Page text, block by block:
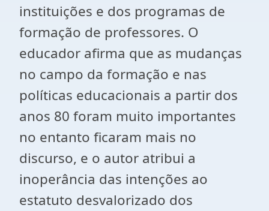
instituições e dos programas de
formação de professores. O
educador afirma que as mudanças
no campo da formação e nas
políticas educacionais a partir dos
anos 80 foram muito importantes
no entanto ficaram mais no
discurso, e o autor atribui a
inoperância das intenções ao
estatuto desvalorizado dos